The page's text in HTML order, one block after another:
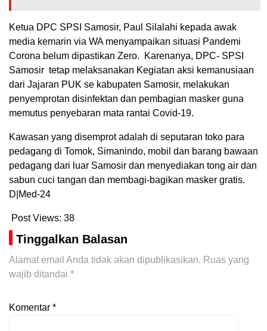
Ketua DPC SPSI Samosir, Paul Silalahi kepada awak
media kemarin via WA menyampaikan situasi Pandemi
Corona belum dipastikan Zero. Karenanya, DPC- SPSI
Samosir tetap melaksanakan Kegiatan aksi kemanusiaan
dari Jajaran PUK se kabupaten Samosir, melakukan
penyemprotan disinfektan dan pembagian masker guna
memutus penyebaran mata rantai Covid-19.
Kawasan yang disemprot adalah di seputaran toko para
pedagang di Tomok, Simanindo, mobil dan barang bawaan
pedagang dari luar Samosir dan menyediakan tong air dan
sabun cuci tangan dan membagi-bagikan masker gratis.
D|Med-24
Post Views: 38
Tinggalkan Balasan
Alamat email Anda tidak akan dipublikasikan. Ruas yang
wajib ditandai *
Komentar *